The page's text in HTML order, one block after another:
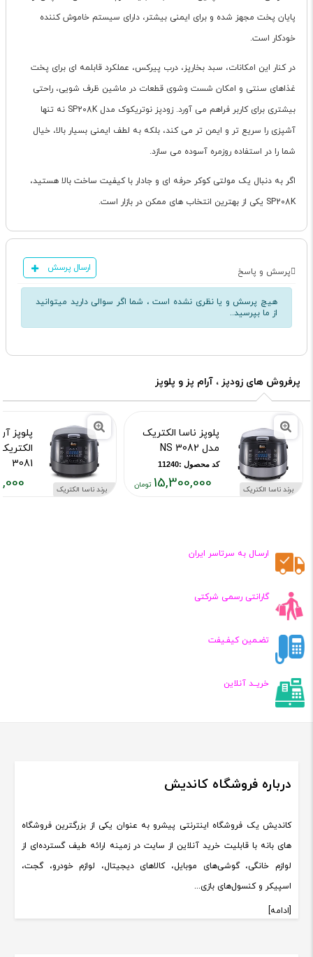
پایان پخت مجهز شده و برای ایمنی بیشتر، دارای سیستم خاموش کننده
خودکار است.
در کنار این امکانات، سبد بخارپز، درب پیرکس، عملکرد قابلمه ای برای پخت
غذاهای سنتی و امکان شست وشوی قطعات در ماشین ظرف شویی، راحتی
بیشتری برای کاربر فراهم می آورد. زودپز نوتریکوک مدل SP208K نه تنها
آشپزی را سریع تر و ایمن تر می کند، بلکه به لطف ایمنی بسیار بالا، خیال
شما را در استفاده روزمره آسوده می سازد.
اگر به دنبال یک مولتی کوکر حرفه ای و جادار با کیفیت ساخت بالا هستید،
SP208K یکی از بهترین انتخاب های ممکن در بازار است.
پرسش و پاسخ ارسال پرسش
هیچ پرسش و یا نظری نشده است ، شما اگر سوالی دارید میتوانید
از ما بپرسید..
پرفروش های زودپز ، آرام پز و پلوپز
برند ناسا الکتریک
پلوپز ناسا الکتریک
مدل NS 3082
کد محصول :11240
15,300,000 برند ناسا الکتریک
پلوپز
3081
کد محصول
ارسـال به سرتاسر ایران
گارانتی رسمی شرکتی
تضـمین کیفـیفت
خریــد آنلاین
درباره فروشگاه کاندیش
کاندیش یک فروشگاه اینترنتی پیشرو به عنوان یکی از بزرگترین فروشگاه
های بانه با قابلیت خرید آنلاین از سایت در زمینه ارائه طیف گسترده‌ای از
لوازم خانگی، گوشی‌های موبایل، کالاهای دیجیتال، لوازم خودرو، گجت،
اسپیکر و کنسول‌های بازی...
[ادامه]